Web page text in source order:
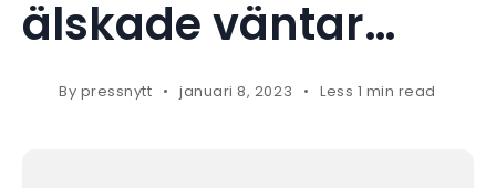
älskade väntar…
By pressnytt januari 8, 2023 Less 1 min read